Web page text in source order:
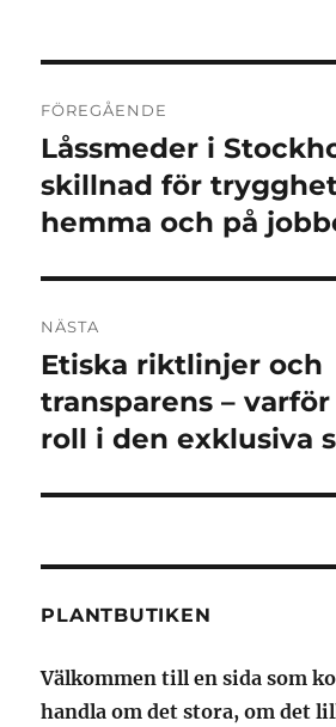
FÖREGÅENDE
Föregående
inlägg:
Låssmeder i
skillnad för
hemma och på
NÄSTA
Nästa
inlägg:
Etiska riktlinjer och
transparens –
roll i den exklusiva
PLANTBUTIKEN
Välkommen till en sida som
handla om det stora, om det